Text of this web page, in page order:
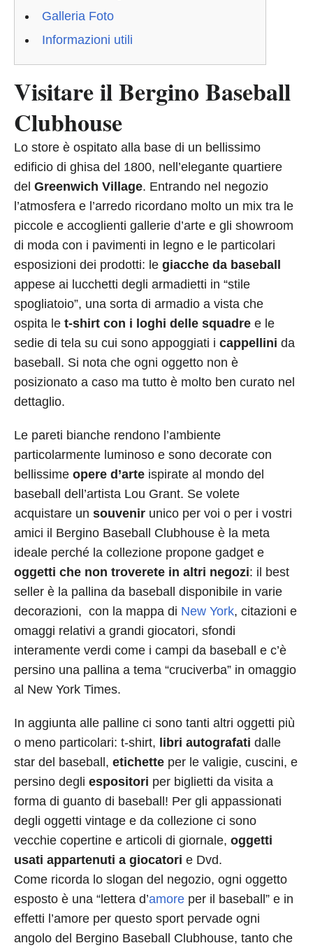
Galleria Foto
Informazioni utili
Visitare il Bergino Baseball
Clubhouse
Lo store è ospitato alla base di un bellissimo
edificio di ghisa del 1800, nell’elegante quartiere
del Greenwich Village. Entrando nel negozio
l’atmosfera e l’arredo ricordano molto un mix tra le
piccole e accoglienti gallerie d’arte e gli showroom
di moda con i pavimenti in legno e le particolari
esposizioni dei prodotti: le giacche da baseball
appese ai lucchetti degli armadietti in “stile
spogliatoio”, una sorta di armadio a vista che
ospita le t-shirt con i loghi delle squadre e le
sedie di tela su cui sono appoggiati i cappellini da
baseball. Si nota che ogni oggetto non è
posizionato a caso ma tutto è molto ben curato nel
dettaglio.
Le pareti bianche rendono l’ambiente
particolarmente luminoso e sono decorate con
bellissime opere d’arte ispirate al mondo del
baseball dell’artista Lou Grant. Se volete
acquistare un souvenir unico per voi o per i vostri
amici il Bergino Baseball Clubhouse è la meta
ideale perché la collezione propone gadget e
oggetti che non troverete in altri negozi: il best
seller è la pallina da baseball disponibile in varie
decorazioni, con la mappa di New York, citazioni e
omaggi relativi a grandi giocatori, sfondi
interamente verdi come i campi da baseball e c’è
persino una pallina a tema “cruciverba” in omaggio
al New York Times.
In aggiunta alle palline ci sono tanti altri oggetti più
o meno particolari: t-shirt, libri autografati dalle
star del baseball, etichette per le valigie, cuscini, e
persino degli espositori per biglietti da visita a
forma di guanto di baseball! Per gli appassionati
degli oggetti vintage e da collezione ci sono
vecchie copertine e articoli di giornale, oggetti
usati appartenuti a giocatori e Dvd.
Come ricorda lo slogan del negozio, ogni oggetto
esposto è una “lettera d’amore per il baseball” e in
effetti l’amore per questo sport pervade ogni
angolo del Bergino Baseball Clubhouse, tanto che